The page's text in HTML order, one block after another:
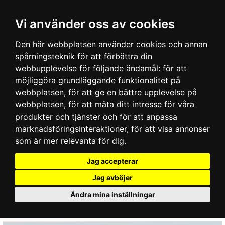
Vi använder oss av cookies
Den här webbplatsen använder cookies och annan
spårningsteknik för att förbättra din
webbupplevelse för följande ändamål: för att
möjliggöra grundläggande funktionalitet på
webbplatsen, för att ge en bättre upplevelse på
webbplatsen, för att mäta ditt intresse för våra
produkter och tjänster och för att anpassa
marknadsföringsinteraktioner, för att visa annonser
som är mer relevanta för dig.
Jag accepterar
Jag avböjer
Ändra mina inställningar